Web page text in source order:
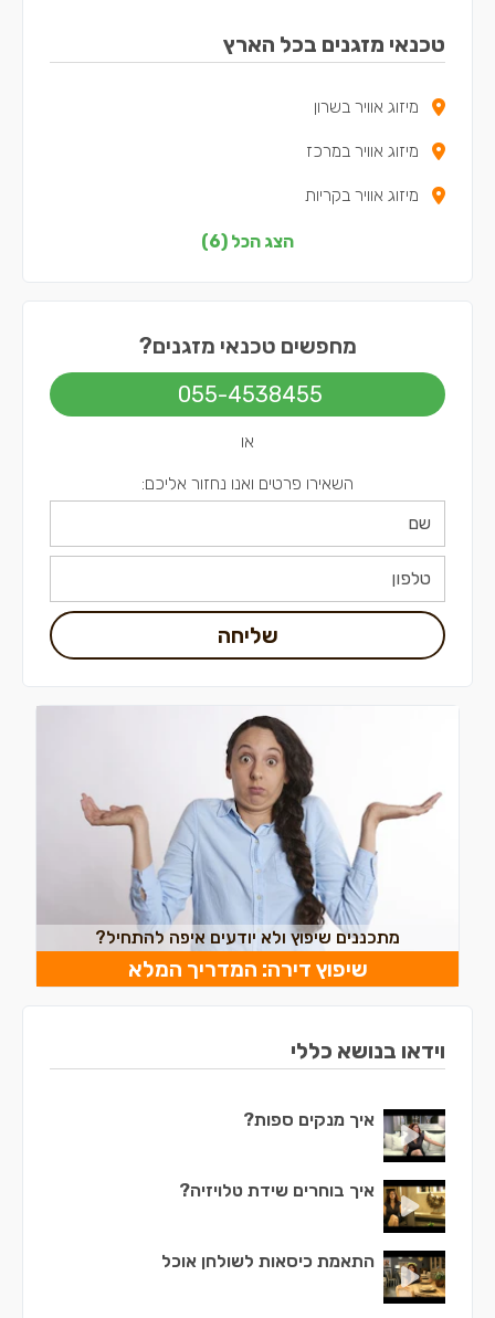
טכנאי מזגנים בכל הארץ
מיזוג אוויר בשרון
מיזוג אוויר במרכז
מיזוג אוויר בקריות
מיזוג אוויר בשפלה
הצג הכל (6)
מחפשים טכנאי מזגנים?
055-4538455
או
השאירו פרטים ואנו נחזור אליכם:
שליחה
מתכננים שיפוץ ולא יודעים איפה להתחיל?
שיפוץ דירה: המדריך המלא
וידאו בנושא כללי
איך מנקים ספות?
איך בוחרים שידת טלויזיה?
התאמת כיסאות לשולחן אוכל